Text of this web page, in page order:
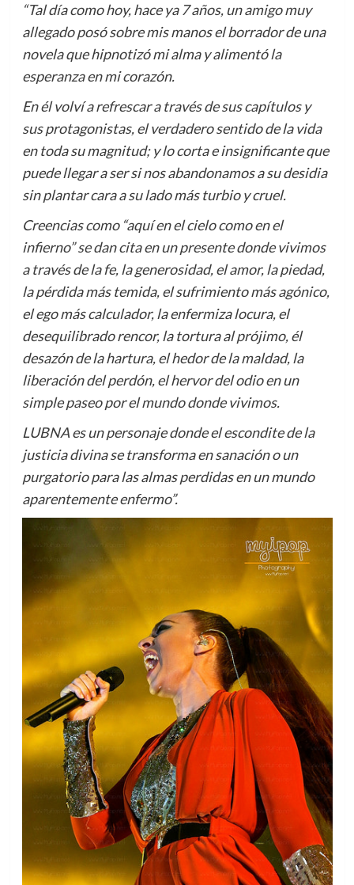
“Tal día como hoy, hace ya 7 años, un amigo muy
allegado posó sobre mis manos el borrador de una
novela que hipnotizó mi alma y alimentó la
esperanza en mi corazón.
En él volví a refrescar a través de sus capítulos y
sus protagonistas, el verdadero sentido de la vida
en toda su magnitud; y lo corta e insignificante que
puede llegar a ser si nos abandonamos a su desidia
sin plantar cara a su lado más turbio y cruel.
Creencias como “aquí en el cielo como en el
infierno” se dan cita en un presente donde vivimos
a través de la fe, la generosidad, el amor, la piedad,
la pérdida más temida, el sufrimiento más agónico,
el ego más calculador, la enfermiza locura, el
desequilibrado rencor, la tortura al prójimo, él
desazón de la hartura, el hedor de la maldad, la
liberación del perdón, el hervor del odio en un
simple paseo por el mundo donde vivimos.
LUBNA es un personaje donde el escondite de la
justicia divina se transforma en sanación o un
purgatorio para las almas perdidas en un mundo
aparentemente enfermo”.